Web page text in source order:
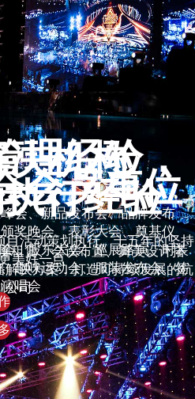
机构
会、新品发布会、品牌发布
奖晚会、表彰大会、奠基仪
、股东大会、巡展路演、时装
趣味运动会、服装发布会、签
唱会
理经验，
行经验
租赁、会议布置、舞美设计搭
决方案，打造可持续发展的杭
公司
会员单位
活动策划执行、十五年的坚持
美好一点